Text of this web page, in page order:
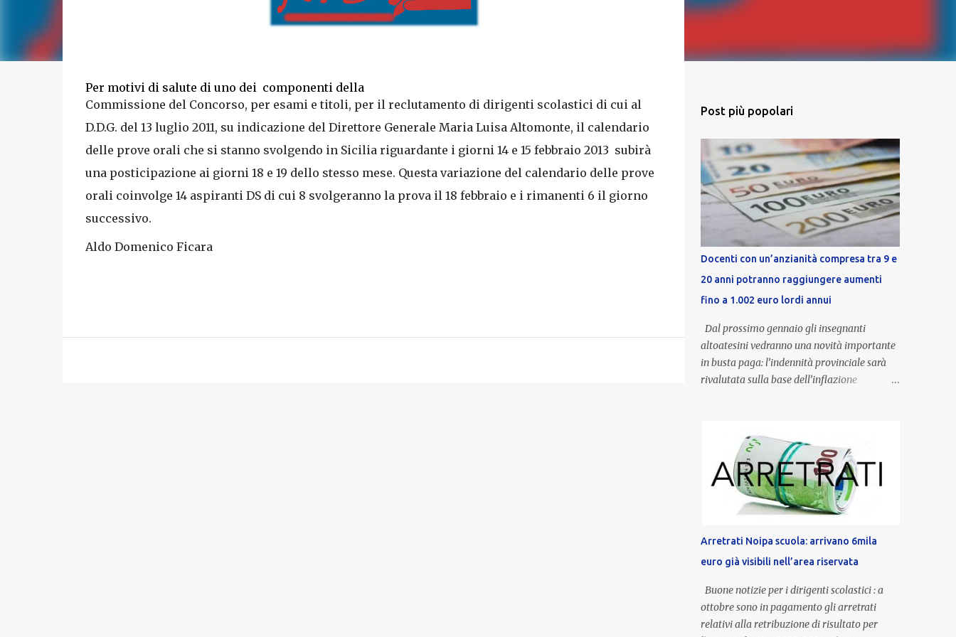
Per motivi di salute di uno dei componenti della
Commissione del Concorso, per esami e titoli, per il reclutamento di dirigenti scolastici di cui al
D.D.G. del 13 luglio 2011, su indicazione del Direttore Generale Maria Luisa Altomonte, il calendario
delle prove orali che si stanno svolgendo in Sicilia riguardante i giorni 14 e 15 febbraio 2013 subirà
una posticipazione ai giorni 18 e 19 dello stesso mese. Questa variazione del calendario delle prove
orali coinvolge 14 aspiranti DS di cui 8 svolgeranno la prova il 18 febbraio e i rimanenti 6 il giorno
successivo.
Aldo Domenico Ficara
Post più popolari
Docenti con un’anzianità compresa tra 9 e
20 anni potranno raggiungere aumenti
fino a 1.002 euro lordi annui
Dal prossimo gennaio gli insegnanti
altoatesini vedranno una novità importante
in busta paga: l’indennità provinciale sarà
rivalutata sulla base dell’inflazione
un’anzianità compresa tra 9 e 20 anni
potranno raggiungere fino a 1.002 euro lordi
annui. Il nuovo contratto provinciale
introduce inoltre un congedo speciale
dedicato alle donne vittime di violenza di
genere, in linea con la normativa nazionale e
con l’obiettivo di offrire maggiore tutela e
supporto in situazioni delicate. L’indennità
provinciale per i docenti è un unicum in
Italia: si tratta di una misura esclusiva della
Provincia autonoma di Bolzano, che integra
Arretrati Noipa scuola: arrivano 6mila
euro già visibili nell’area riservata
Buone notizie per i dirigenti scolastici : a
ottobre sono in pagamento gli arretrati
relativi alla retribuzione di risultato per